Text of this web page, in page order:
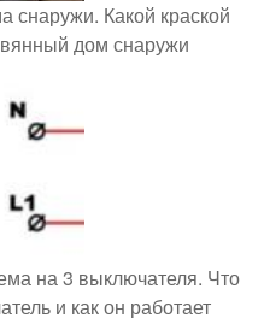
снаружи. Какой краской
дом снаружи
на 3 выключателя. Что
и как он работает